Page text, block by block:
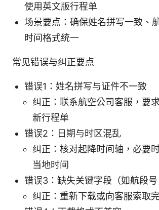
使用英文版行程单
场景要点：确保姓名拼写一致、
时间格式统一
常见错误与纠正要点
错误1：姓名拼写与证件不一致
纠正：联系航空公司客服，要
新行程单
错误2：日期与时区混乱
纠正：核对起降时间轴，必要
当地时间
错误3：缺失关键字段（如航段号
纠正：重新下载或向客服索取